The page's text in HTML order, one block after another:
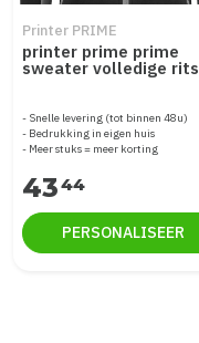
Printer PRIME
printer prime prime
sweater volledige rits
dames 2262062
Snelle levering (tot binnen 48u)
Bedrukking in eigen huis
Meer stuks = meer korting
4344
PERSONALISEER